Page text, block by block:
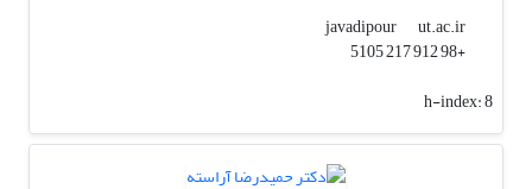
javadipour
ut.ac.ir
+98 912 217 5105
h-index:8